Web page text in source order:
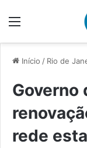
Início / Rio de
Governo
rede